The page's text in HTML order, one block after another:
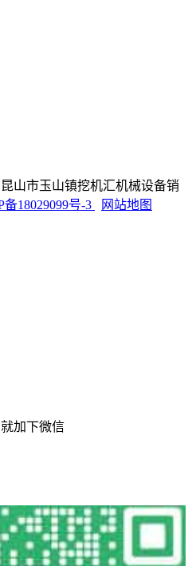
山市玉山镇挖机汇机械设备销
备18029099号-3 网站地图
加下微信